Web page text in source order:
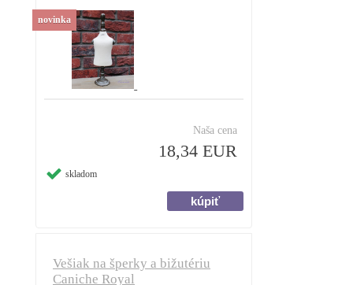
Naša cena
18,34 EUR
skladom
novinka
Vešiak na šperky a bižutériu
Caniche Royal